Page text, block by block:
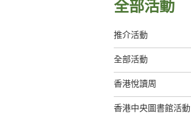
全部活動
推介活動
全部活動
香港悅讀周
香港中央圖書館活動